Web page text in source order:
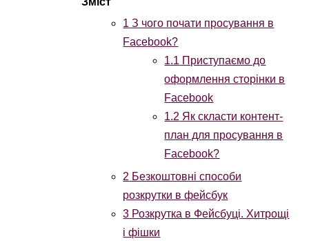
1 З чого почати просування в
Facebook?
1.1 Приступаємо до
оформлення сторінки в
Facebook
1.2 Як скласти контент-
план для просування в
Facebook?
2 Безкоштовні способи
розкрутки в фейсбук
3 Розкрутка в Фейсбуці. Хитрощі
і фішки